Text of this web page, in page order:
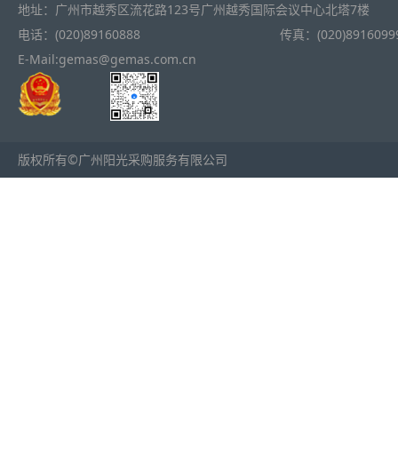
地址：广州市越秀区流花路123号广州越秀国际会议中心北塔7楼
电话：(020)89160888
传真：
E-Mail:gemas@gemas.com.cn
版权所有©广州阳光采购服务有限公司